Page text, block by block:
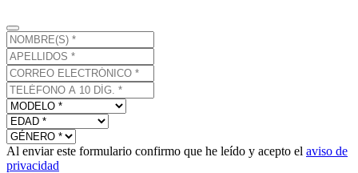
Al enviar este formulario confirmo que he leído y acepto el aviso de
privacidad